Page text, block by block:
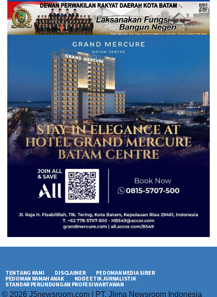
TENTANG KAMI DISCLAIMER
PEDOMAN MEDIA SIBER
PEDOMAN RAMAH ANAK
KODE ETIK JURNALISTIK
STANDAR PERLINDUNGAN PROFESI WARTAWAN
© 2026 J5newsroom.com | PT. Jlima Newsroom Indonesia